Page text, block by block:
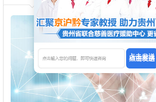
点击发送